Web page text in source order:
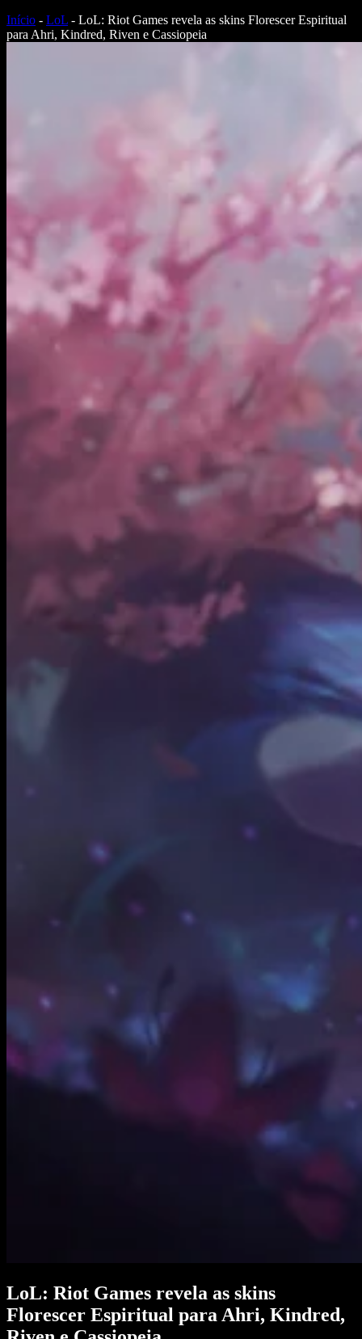
Início - LoL - LoL: Riot Games revela as skins Florescer Espiritual
para Ahri, Kindred, Riven e Cassiopeia
LoL: Riot Games revela as skins
Florescer Espiritual para Ahri, Kindred,